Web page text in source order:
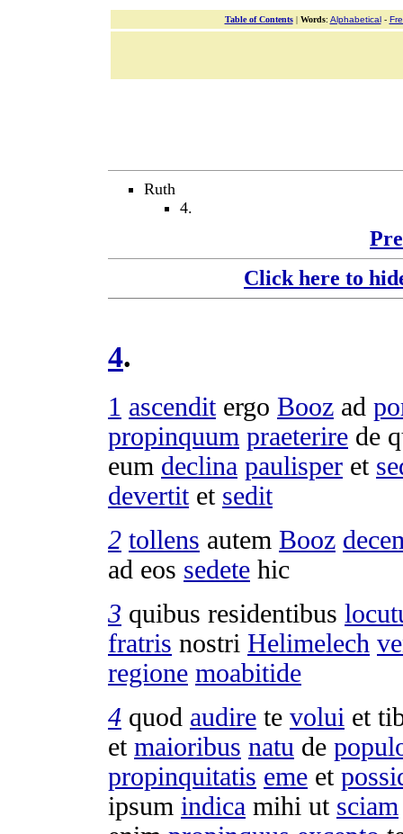
Table of Contents| Words: Alphabetical-
Ruth
4.
Click here to
4.
1 ascenditergo Booz ad
propinquum praeterire de
eum declina paulisper et
devertitet sedit
2 tollens autem Booz
ad eos sedete hic
3 quibus residentibus
fratris nostri Helimelech
regione moabitide
4 quod audire te volui et
et maioribus natu de
propinquitatis eme et
ipsum indica mihi ut sciam